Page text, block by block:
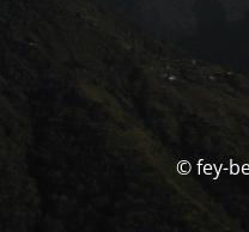
© fey-